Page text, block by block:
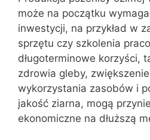
może na początku
inwestycji, na przykład w
sprzętu czy szkolenia
długoterminowe korzyści,
zdrowia gleby,
wykorzystania zasobów i
jakość ziarna, mogą
ekonomiczne na dłuższą